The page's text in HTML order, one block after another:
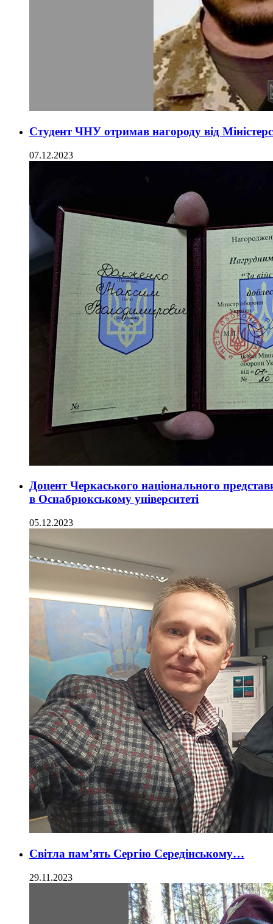
Студент ЧНУ отримав нагороду від
07.12.2023
Доцент Черкаського національного
в Оснабрюкському університеті
05.12.2023
Світла пам’ять Сергію Середінському…
29.11.2023